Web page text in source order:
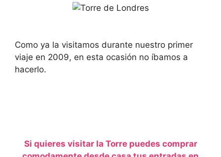
Como ya la visitamos durante nuestro primer
viaje en 2009, en esta ocasión no íbamos a
hacerlo.
Si quieres visitar la Torre puedes comprar